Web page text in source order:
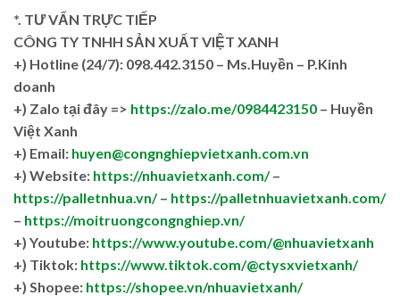
*. TƯ VẤN TRỰC TIẾP
CÔNG TY TNHH SẢN XUẤT VIỆT XANH
+) Hotline (24/7): 098.442.3150 – Ms.Huyền – P.Kinh
doanh
+) Zalo tại đây => https://zalo.me/0984423150 – Huyền
Việt Xanh
+) Email: huyen@congnghiepvietxanh.com.vn
+) Website: https://nhuavietxanh.com/–
https://palletnhua.vn/– https://palletnhuavietxanh.com/
– https://moitruongcongnghiep.vn/
+) Youtube: https://www.youtube.com/@nhuavietxanh
+) Tiktok: https://www.tiktok.com/@ctysxvietxanh/
+) Shopee: https://shopee.vn/nhuavietxanh/